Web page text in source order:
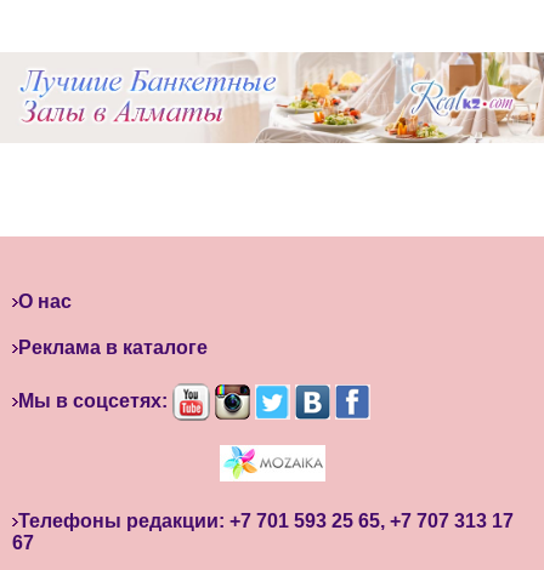
О нас
Реклама в каталоге
Мы в соцсетях:
Телефоны редакции: +7 701 593 25 65, +7 707 313 17
67